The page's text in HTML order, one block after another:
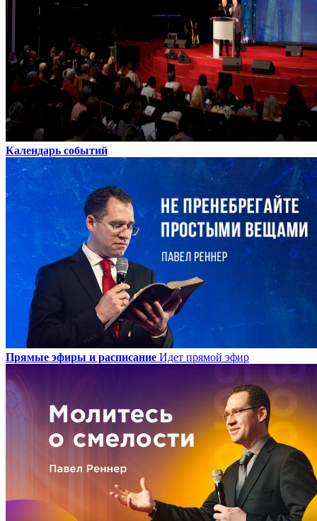
Календарь событий
Прямые эфиры и расписание Идет прямой эфир